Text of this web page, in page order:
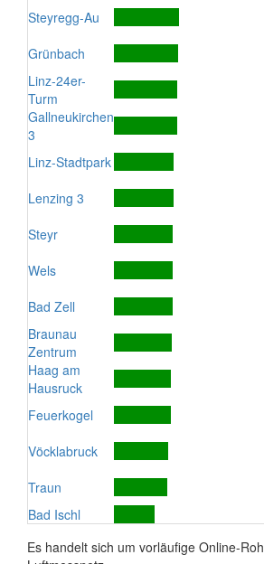
Steyregg-Au
Grünbach
Linz-24er-
Turm
Gallneukirchen
3
Linz-Stadtpark
Lenzing 3
Steyr
Wels
Bad Zell
Braunau
Zentrum
Haag am
Hausruck
Feuerkogel
Vöcklabruck
Traun
Bad Ischl
Es handelt sich um vorläufige Online-